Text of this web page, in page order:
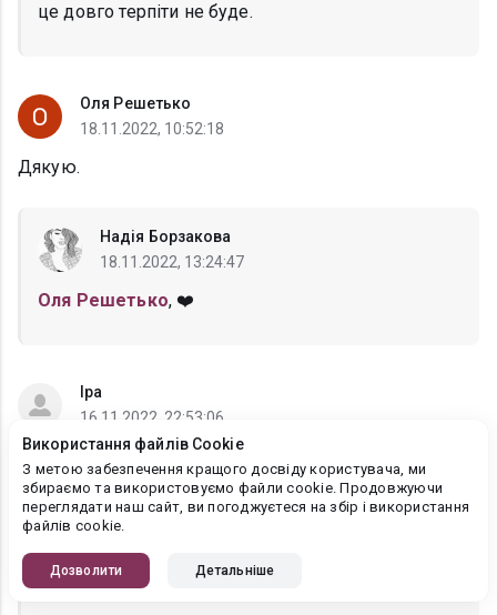
це довго терпіти не буде.
Оля Решетько
18.11.2022, 10:52:18
Дякую.
Надія Борзакова
18.11.2022, 13:24:47
Оля Решетько, ❤️
Іра
16.11.2022, 22:53:06
Історія клас дякую . Все буде Україна))
Надія Борзакова
17.11.2022, 09:53:50
Іра, буде!)
Використання файлів Cookie
З метою забезпечення кращого досвіду користувача, ми
збираємо та використовуємо файли cookie. Продовжуючи
переглядати наш сайт, ви погоджуєтеся на збір і використання
файлів cookie.
Дозволити Детальніше